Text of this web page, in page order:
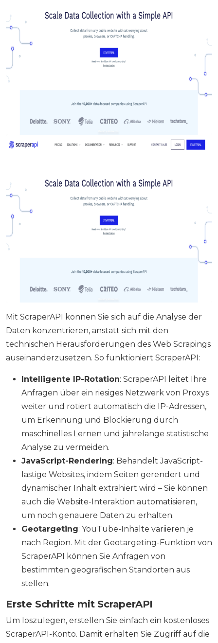
Mit ScraperAPI können Sie sich auf die Analyse der
Daten konzentrieren, anstatt sich mit den
technischen Herausforderungen des Web Scrapings
auseinanderzusetzen. So funktioniert ScraperAPI:
Intelligente IP-Rotation: ScraperAPI leitet Ihre
Anfragen über ein riesiges Netzwerk von Proxys
weiter und rotiert automatisch die IP-Adressen,
um Erkennung und Blockierung durch
maschinelles Lernen und jahrelange statistische
Analyse zu vermeiden.
JavaScript-Rendering: Behandelt JavaScript-
lastige Websites, indem Seiten gerendert und
dynamischer Inhalt extrahiert wird – Sie können
auch die Website-Interaktion automatisieren,
um noch genauere Daten zu erhalten.
Geotargeting: YouTube-Inhalte variieren je
nach Region. Mit der Geotargeting-Funktion von
ScraperAPI können Sie Anfragen von
bestimmten geografischen Standorten aus
stellen.
Erste Schritte mit ScraperAPI
Um loszulegen, erstellen Sie einfach ein kostenloses
ScraperAPI-Konto. Damit erhalten Sie Zugriff auf die